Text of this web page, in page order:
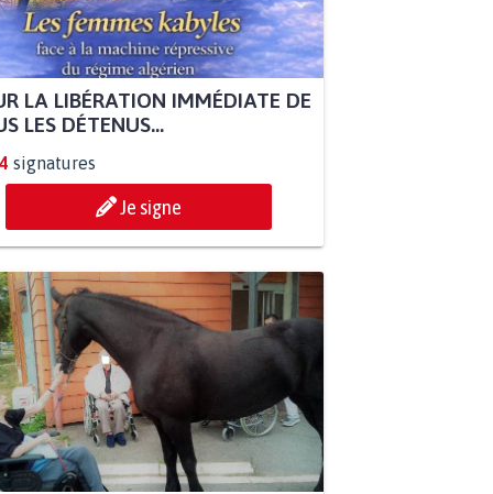
LA LIBÉRATION IMMÉDIATE DE
LES DÉTENUS...
signatures
Je signe